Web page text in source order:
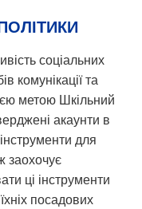
соціальних
комунікації та
метою Шкільний
акаунти в
для
заохочує
ці інструменти
посадових